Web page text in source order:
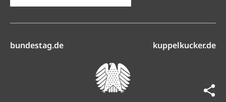
bundestag.de(öffnet in neuem Reiter)kuppelkucker.de